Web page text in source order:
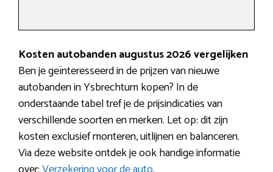
Kosten autobanden augustus 2026 vergelijken
Ben je geïnteresseerd in de prijzen van nieuwe
autobanden in Ysbrechtum kopen? In de
onderstaande tabel tref je de prijsindicaties van
verschillende soorten en merken. Let op: dit zijn
kosten exclusief monteren, uitlijnen en balanceren.
Via deze website ontdek je ook handige informatie